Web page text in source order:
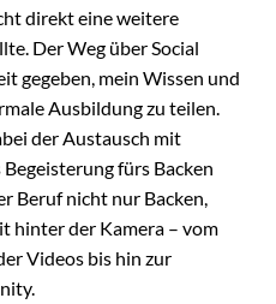
direkt eine weitere
Der Weg über Social
gegeben, mein Wissen und
Ausbildung zu teilen.
der Austausch mit
fürs Backen
Beruf nicht nur Backen,
hinter der Kamera – vom
Videos bis hin zur